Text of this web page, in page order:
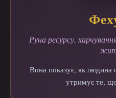
Руна ресурсу,
Вона показує, як людина
утримує те,